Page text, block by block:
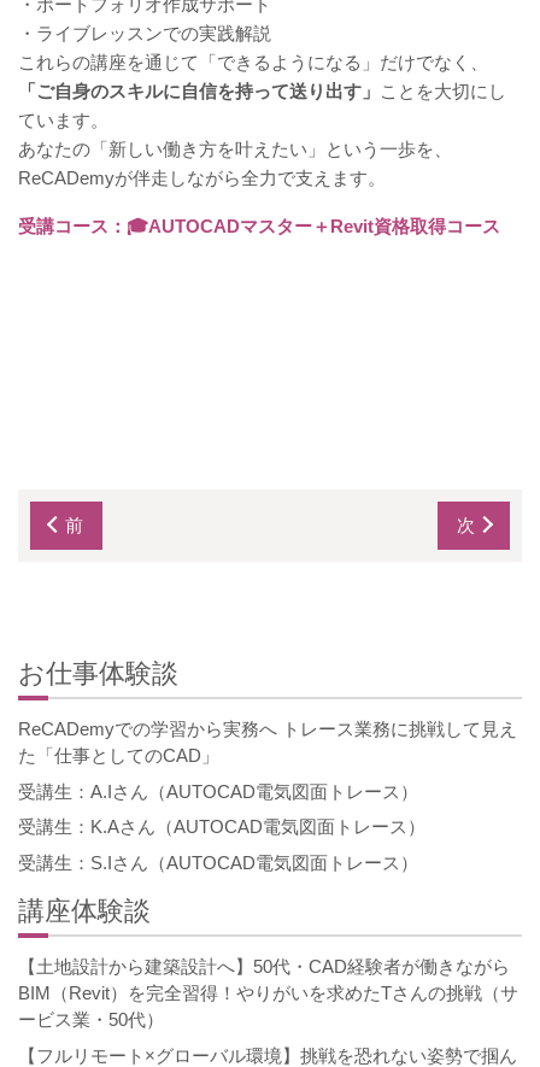
・ポートフォリオ作成サポート
・ライブレッスンでの実践解説
これらの講座を通じて「できるようになる」だけでなく、
「ご自身のスキルに自信を持って送り出す」 ことを大切にし
ています。
あなたの「新しい働き方を叶えたい」という一歩を、
ReCADemyが伴走しながら全力で支えます。
受講コース：🎓AUTOCADマスター＋Revit資格取得コース
前 次
お仕事体験談
ReCADemyでの学習から実務へ トレース業務に挑戦して見え
た「仕事としてのCAD」
受講生：A.Iさん（AUTOCAD電気図面トレース）
受講生：K.Aさん（AUTOCAD電気図面トレース）
受講生：S.Iさん（AUTOCAD電気図面トレース）
講座体験談
【土地設計から建築設計へ】50代・CAD経験者が働きながら
BIM（Revit）を完全習得！やりがいを求めたTさんの挑戦（サ
ービス業・50代）
【フルリモート×グローバル環境】挑戦を恐れない姿勢で掴ん